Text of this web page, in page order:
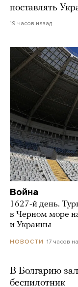
поставлять
19 часов назад
Война
1627-й день.
в Черном море
и Украины
НОВОСТИ 17 часов
В Болгарию
беспилотник